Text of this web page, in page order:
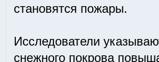
становятся пожары.
Исследователи
снежного покрова